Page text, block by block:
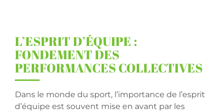
L’ESPRIT D’ÉQUIPE :
FONDEMENT DES
PERFORMANCES COLLECTIVES
Dans le monde du sport, l’importance de l’esprit
d’équipe est souvent mise en avant par les